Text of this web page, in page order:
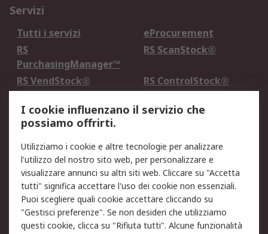
Servizi
Tutti i servizi
eProcurement
RS
PurchasingManager™
RS ScanStock®
RS VendStock®
RS ControlStock®
Legale
Informativa Cookie
Informativa Privacy -
Aggiornata
Email Security
Termini d'uso
Condizioni di vendita
Condizioni generali di
servizio
Etica e responsabilità
I cookie influenzano il servizio che
possiamo offrirti.
Utilizziamo i cookie e altre tecnologie per analizzare
l'utilizzo del nostro sito web, per personalizzare e
visualizzare annunci su altri siti web. Cliccare su "Accetta
tutti" significa accettare l'uso dei cookie non essenziali.
Puoi scegliere quali cookie accettare cliccando su
"Gestisci preferenze". Se non desideri che utilizziamo
questi cookie, clicca su "Rifiuta tutti". Alcune funzionalità